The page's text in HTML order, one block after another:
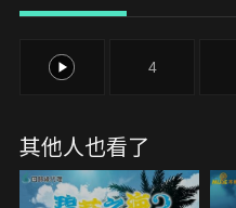
人用」的機器人撫子……？
的啦】，茜一邊嘆著氣，一
兩人一起出門採購。買完之
卻遲遲沒有回來……？
1-2 4
其他人也看了